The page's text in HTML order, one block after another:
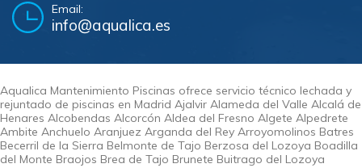
Email:
info@aqualica.es
Aqualica Mantenimiento Piscinas ofrece servicio técnico lechada y
rejuntado de piscinas en Madrid Ajalvir Alameda del Valle Alcalá de
Henares Alcobendas Alcorcón Aldea del Fresno Algete Alpedrete
Ambite Anchuelo Aranjuez Arganda del Rey Arroyomolinos Batres
Becerril de la Sierra Belmonte de Tajo Berzosa del Lozoya Boadilla
del Monte Braojos Brea de Tajo Brunete Buitrago del Lozoya